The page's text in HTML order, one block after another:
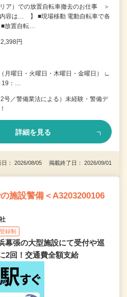
ア）での放置自転車撤去のお仕事 ＞
容は… 】 ■現場移動 電動自転車で各
放置自転…
円
月曜日・火曜日・木曜日・金曜日） ∟
：…
号／警備業法による）未経験・警備デ
詳細を見る
日： 2026/08/05 掲載終了日： 2026/09/01
施設警備＜A3203200106
登録制
幕張の大型施設にて受付や巡
2回！交通費全額支給